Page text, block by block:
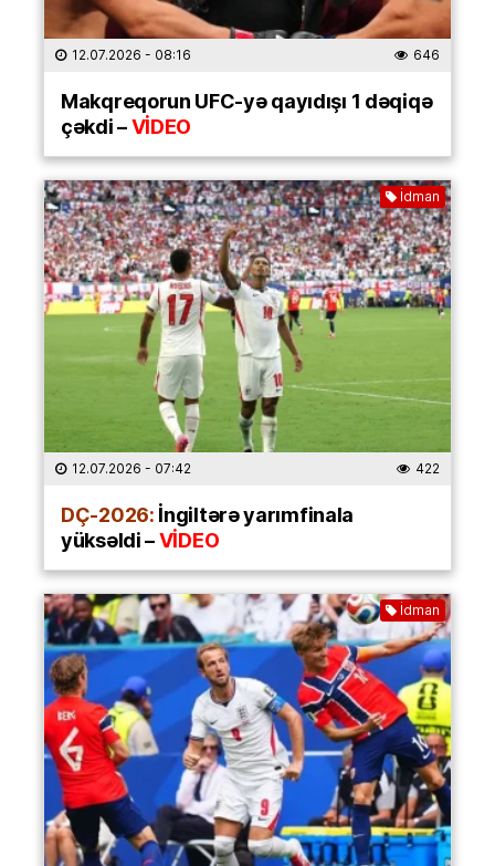
12.07.2026 - 08:16 646
Makqreqorun UFC-yə qayıdışı 1 dəqiqə
çəkdi –VİDEO
İdman
12.07.2026 - 07:42 422
DÇ-2026:İngiltərə yarımfinala
yüksəldi –VİDEO
İdman